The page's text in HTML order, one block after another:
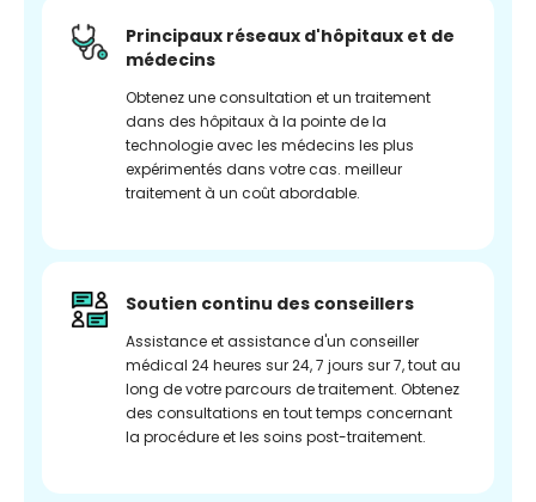
Principaux réseaux d'hôpitaux et de
médecins
Obtenez une consultation et un traitement
dans des hôpitaux à la pointe de la
technologie avec les médecins les plus
expérimentés dans votre cas. meilleur
traitement à un coût abordable.
Soutien continu des conseillers
Assistance et assistance d'un conseiller
médical 24 heures sur 24, 7 jours sur 7, tout au
long de votre parcours de traitement. Obtenez
des consultations en tout temps concernant
la procédure et les soins post-traitement.